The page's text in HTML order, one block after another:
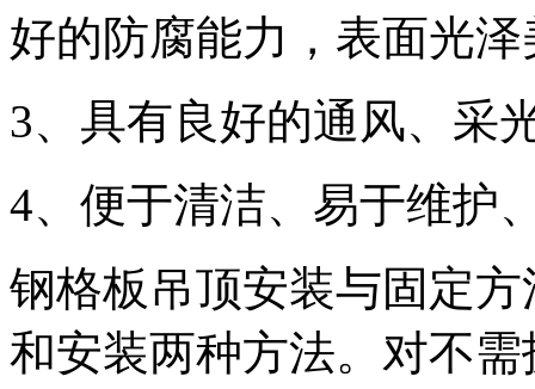
好的防腐能力，表面光
3、具有良好的通风、采
4、便于清洁、易于维护
钢格板吊顶安装与固定
和安装两种方法。对不